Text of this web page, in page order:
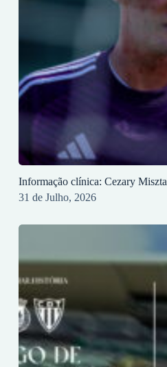
Informação clínica: Cezary Miszta
31 de Julho, 2026